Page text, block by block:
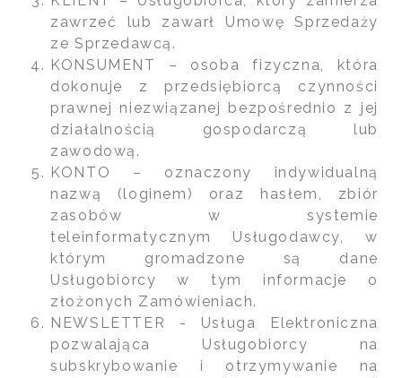
zawrzeć lub zawarł Umowę Sprzedaży
ze Sprzedawcą.
KONSUMENT – osoba fizyczna, która
dokonuje z przedsiębiorcą czynności
prawnej niezwiązanej bezpośrednio z jej
działalnością gospodarczą lub
zawodową.
KONTO – oznaczony indywidualną
nazwą (loginem) oraz hasłem, zbiór
zasobów w systemie
teleinformatycznym Usługodawcy, w
którym gromadzone są dane
Usługobiorcy w tym informacje o
złożonych Zamówieniach.
NEWSLETTER - Usługa Elektroniczna
pozwalająca Usługobiorcy na
subskrybowanie i otrzymywanie na